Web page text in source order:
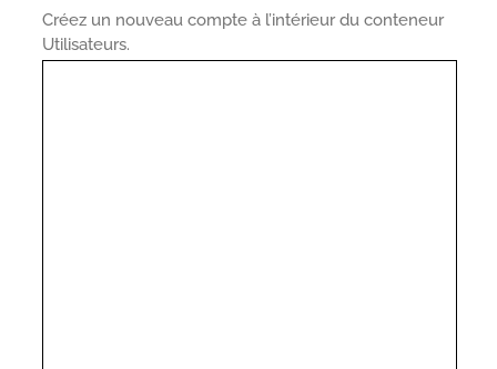
Créez un nouveau compte à l’intérieur du conteneur
Utilisateurs.